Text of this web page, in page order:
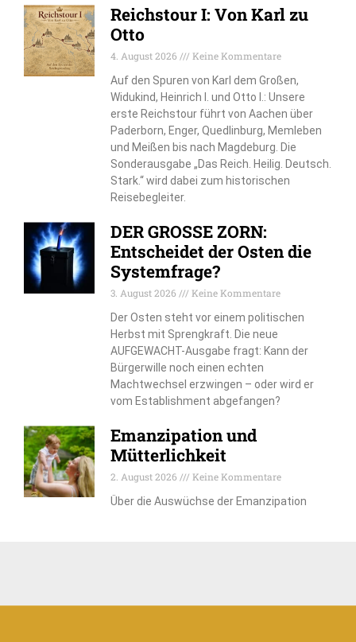
Reichstour I: Von Karl zu
Otto
4. August 2026
Keine Kommentare
Auf den Spuren von Karl dem Großen,
Widukind, Heinrich I. und Otto I.: Unsere
erste Reichstour führt von Aachen über
Paderborn, Enger, Quedlinburg, Memleben
und Meißen bis nach Magdeburg. Die
Sonderausgabe „Das Reich. Heilig. Deutsch.
Stark.“ wird dabei zum historischen
Reisebegleiter.
DER GROSSE ZORN:
Entscheidet der Osten die
Systemfrage?
3. August 2026
Keine Kommentare
Der Osten steht vor einem politischen
Herbst mit Sprengkraft. Die neue
AUFGEWACHT-Ausgabe fragt: Kann der
Bürgerwille noch einen echten
Machtwechsel erzwingen – oder wird er
vom Establishment abgefangen?
Emanzipation und
Mütterlichkeit
2. August 2026
Keine Kommentare
Über die Auswüchse der Emanzipation